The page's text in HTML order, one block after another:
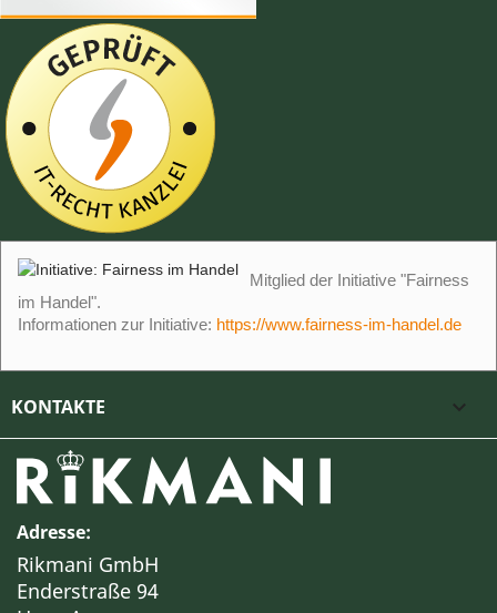
Mitglied der Initiative "Fairness
im Handel".
Informationen zur Initiative: https://www.fairness-im-handel.de
KONTAKTE 
Adresse:
Rikmani GmbH
Enderstraße 94